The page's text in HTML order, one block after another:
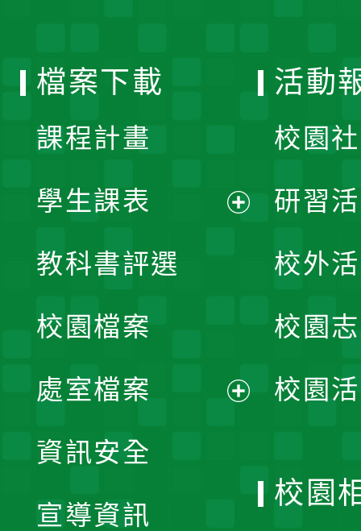
檔案下載
課程計畫
學生課表
單
教科書評選
校園檔案
處室檔案
資訊安全
宣導資訊
活動
校園
研習
校外
校園
校園
校園